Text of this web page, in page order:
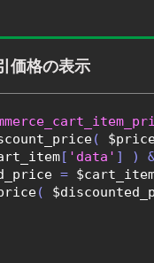
価格の表示
(
[ 'data' ] )
=
(